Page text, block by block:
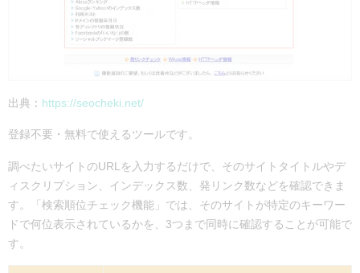
出典： https://seocheki.net/
登録不要・無料で使えるツールです。
調べたいサイトのURL を入力するだけで、そのサイトタイトルやデ
ィスクリプション、インデックス数、発リンク数などを確認できま
す。「検索順位チェック機能」では、そのサイトが特定のキーワー
ドで何位表示されているかを、 3つまで同時に確認することが可能で
す。